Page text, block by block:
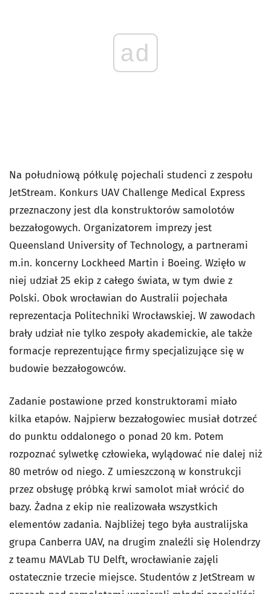
ad
Na południową półkulę pojechali studenci z zespołu
JetStream. Konkurs UAV Challenge Medical Express
przeznaczony jest dla konstruktorów samolotów
bezzałogowych. Organizatorem imprezy jest
Queensland University of Technology, a partnerami
m.in. koncerny Lockheed Martin i Boeing. Wzięło w
niej udział 25 ekip z całego świata, w tym dwie z
Polski. Obok wrocławian do Australii pojechała
reprezentacja Politechniki Wrocławskiej. W zawodach
brały udział nie tylko zespoły akademickie, ale także
formacje reprezentujące firmy specjalizujące się w
budowie bezzałogowców.
Zadanie postawione przed konstruktorami miało
kilka etapów. Najpierw bezzałogowiec musiał dotrzeć
do punktu oddalonego o ponad 20 km. Potem
rozpoznać sylwetkę człowieka, wylądować nie dalej niż
80 metrów od niego. Z umieszczoną w konstrukcji
przez obsługę próbką krwi samolot miał wrócić do
bazy. Żadna z ekip nie realizowała wszystkich
elementów zadania. Najbliżej tego była australijska
grupa Canberra UAV, na drugim znaleźli się Holendrzy
z teamu MAVLab TU Delft, wrocławianie zajęli
ostatecznie trzecie miejsce. Studentów z JetStream w